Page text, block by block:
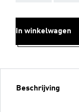
In winkelwagen
Beschrijving